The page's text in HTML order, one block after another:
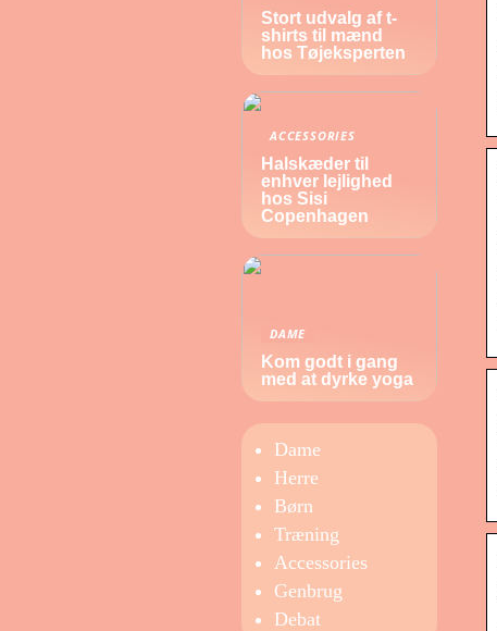
Stort udvalg af t-
shirts til mænd
hos Tøjeksperten
ACCESSORIES
Halskæder til
enhver lejlighed
hos Sisi
Copenhagen
DAME
Kom godt i gang
med at dyrke yoga
Dame
Herre
Børn
Træning
Accessories
Genbrug
Debat